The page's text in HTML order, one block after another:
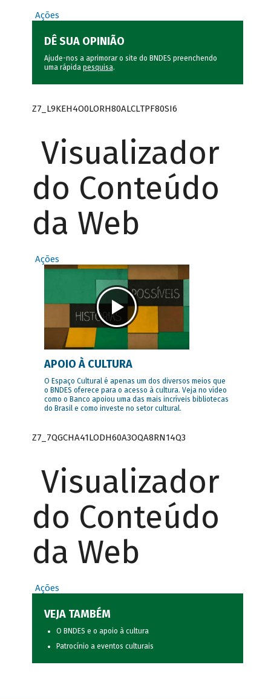
Ações
DÊ SUA OPINIÃO
Ajude-nos a aprimorar o site do BNDES preenchendo
uma rápida pesquisa.
Z7_L9KEH4O0LORH80ALCLTPF80SI6
Visualizador
do Conteúdo
da Web
Ações
APOIO À CULTURA
O Espaço Cultural é apenas um dos diversos meios que
o BNDES oferece para o acesso à cultura. Veja no vídeo
como o Banco apoiou uma das mais incríveis bibliotecas
do Brasil e como investe no setor cultural.
Z7_7QGCHA41LODH60A3OQA8RN14Q3
Visualizador
do Conteúdo
da Web
Ações
VEJA TAMBÉM
O BNDES e o apoio à cultura
Patrocínio a eventos culturais